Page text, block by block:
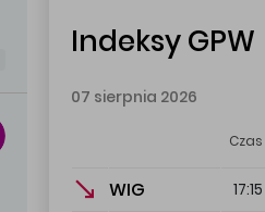
Indeksy GPW
07 sierpnia 2026
Czas
WIG 17:15